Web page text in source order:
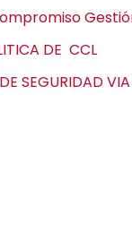
DE CCL
SEGURIDAD